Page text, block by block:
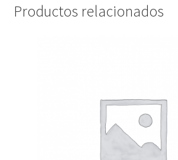
Productos relacionados